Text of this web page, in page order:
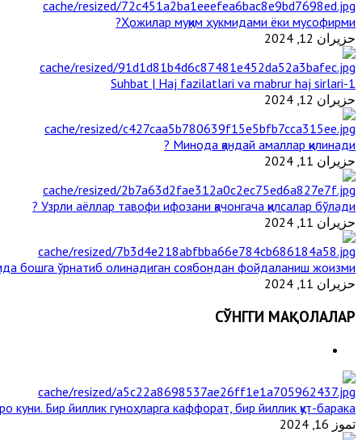
Ҳожилар муқим ҳукмидами ёки мусофирми?
حزيران 12, 2024
1-Suhbat | Haj fazilatlari va mabrur haj sirlari
حزيران 12, 2024
Минода қандай амаллар қилинади ?
حزيران 11, 2024
Узрли аёллар тавофи ифозани қачонгача қилсалар бўлади ?
حزيران 11, 2024
бошга ўрнатиб олинадиган соябондан фойдаланиш жоизми ?
حزيران 11, 2024
СЎНГГИ МАҚОЛАЛАР
куни. Бир йиллик гуноҳларга каффорат, бир йиллик қут-барака
تموز 16, 2024